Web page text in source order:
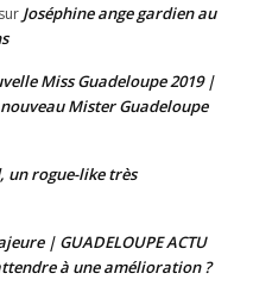
sur Joséphine ange gardien au
Miss Guadeloupe 2019 |
Mister Guadeloupe
un rogue-like très
| GUADELOUPE ACTU
à une amélioration ?